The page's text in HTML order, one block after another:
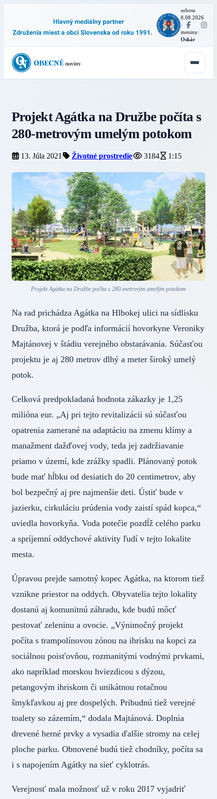
sobota
8.08.2026
·
meniny:
Oskár
Projekt Agátka na Družbe počíta s
280-metrovým umelým potokom
13. Júla 2021 Životné prostredie 3184 1:15
Projekt Agátka na Družbe počíta s 280-metrovým umelým potokom
Na rad prichádza Agátka na Hlbokej ulici na sídlisku
Družba, ktorá je podľa informácií hovorkyne Veroniky
Majtánovej v štádiu verejného obstarávania. Súčasťou
projektu je aj 280 metrov dlhý a meter široký umelý
potok.
Celková predpokladaná hodnota zákazky je 1,25
milióna eur. „Aj pri tejto revitalizácii sú súčasťou
opatrenia zamerané na adaptáciu na zmenu klímy a
manažment dažďovej vody, teda jej zadržiavanie
priamo v území, kde zrážky spadli. Plánovaný potok
bude mať hĺbku od desiatich do 20 centimetrov, aby
bol bezpečný aj pre najmenšie deti. Ústiť bude v
jazierku, cirkuláciu prúdenia vody zaistí spád kopca,“
uviedla hovorkyňa. Voda potečie pozdĺž celého parku
a spríjemní oddychové aktivity ľudí v tejto lokalite
mesta.
Úpravou prejde samotný kopec Agátka, na ktorom tiež
vznikne priestor na oddych. Obyvatelia tejto lokality
dostanú aj komunitnú záhradu, kde budú môcť
pestovať zeleninu a ovocie. „Výnimočný projekt
počíta s trampolínovou zónou na ihrisku na kopci za
sociálnou poisťovňou, rozmanitými vodnými prvkami,
ako napríklad morskou hviezdicou s dýzou,
petangovým ihriskom či unikátnou rotačnou
šmykľavkou aj pre dospelých. Pribudnú tiež verejné
toalety so zázemím,“ dodala Majtánová. Doplnia
drevené herné prvky a vysadia ďalšie stromy na celej
ploche parku. Obnovené budú tiež chodníky, počíta sa
i s napojením Agátky na sieť cyklotrás.
Verejnosť mala možnosť už v roku 2017 vyjadriť